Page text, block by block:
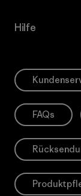
Hilfe
FAQs